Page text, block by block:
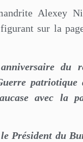
Alexey
sur la
du
patriotique
avec la
Président du